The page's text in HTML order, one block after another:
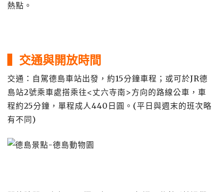
熱點。
▍交通與開放時間
交通：自駕德島車站出發，約15分鐘車程；或可於JR德
島站2號乘車處搭乘往<丈六寺南>方向的路線公車，車
程約25分鐘，單程成人440日圓。(平日與週末的班次略
有不同)